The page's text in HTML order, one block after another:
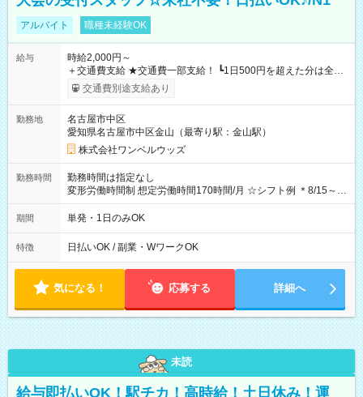
アルバイト 職種未経験OK
給与
時給2,000円～
＋交通費支給 ★交通費一部支給！ ┗1日500円を超えた分は全額
支給！ ※往復500円以内の方は自己負担となります ★日払い
OK！（規定あり） ┗働いたその日に現金GET♪ お仕事後はコン
期間なし
交通費別途支給あり
勤務地
名古屋市中区
愛知県名古屋市中区金山（最寄り駅：金山駅）
株式会社ワンベルウッズ
勤務時間
勤務時間は指定なし
変形労働時間制 想定労働時間170時間/月 ☆シフト例 ＊8/15～
10/26 全日共通 08：00～12：00 17：00～21：00 ＊8/31
～9/19のみ下記シフトもあります！ 12：00～16：00 ＊9/6～
00
期間 単発・1日のみOK
特徴 日払いOK / 副業・WワークOK
気になる！ 応募する 詳細へ
未読
給与即払いOK！駅チカ！高時給！土日休み！運